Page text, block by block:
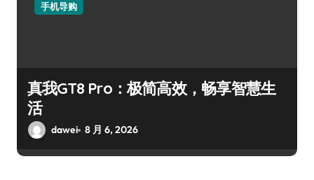
手机导购
真我GT8 Pro：极简高效，畅享智慧生
活
dawei 8 月 6, 2026